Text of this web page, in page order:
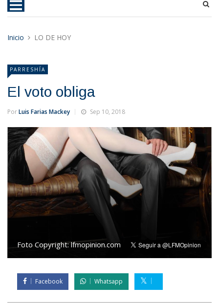
Inicio LO DE HOY
PARRESHÍA
El voto obliga
PorLuis Farias Mackey Sep 10, 2018
Foto Copyright:lfmopinion.com
Facebook Whatsapp